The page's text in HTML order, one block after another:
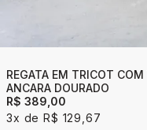
REGATA EM TRICOT
ANCARA DOURADO
R$ 389,00
3x
R$ 129,67